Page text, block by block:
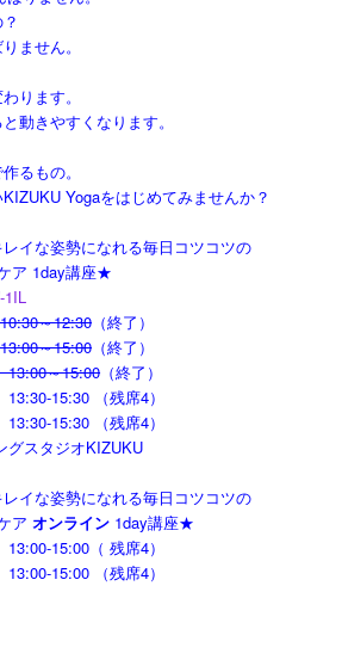
ません。
ります。
動きやすくなります。
るもの。
Yogaをはじめてみませんか？
イな姿勢になれる毎日コツコツの
ア 1day講座★
1IL
～12:30 （終了）
～15:00 （終了）
13:00～15:00 （終了）
15:30 （残席4）
15:30 （残席4）
グスタジオKIZUKU
イな姿勢になれる毎日コツコツの
アオンライン 1day講座★
15:00（ 残席4）
15:00 （残席4）